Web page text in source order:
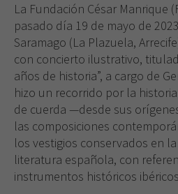
La Fundación César Manrique
pasado día 19 de mayo de
Saramago (La Plazuela,
con concierto ilustrativo,
años de historia”, a cargo de
hizo un recorrido por la
de cuerda —desde sus
las composiciones
los vestigios conservados en
literatura española, con
instrumentos históricos